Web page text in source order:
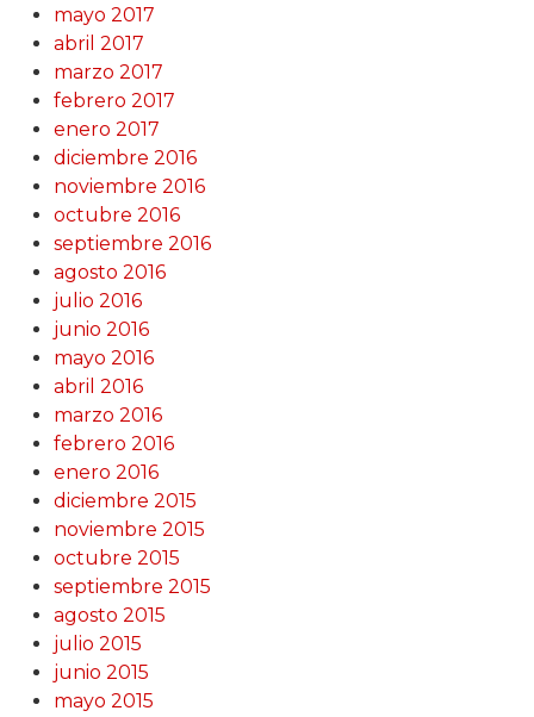
mayo 2017
abril 2017
marzo 2017
febrero 2017
enero 2017
diciembre 2016
noviembre 2016
octubre 2016
septiembre 2016
agosto 2016
julio 2016
junio 2016
mayo 2016
abril 2016
marzo 2016
febrero 2016
enero 2016
diciembre 2015
noviembre 2015
octubre 2015
septiembre 2015
agosto 2015
julio 2015
junio 2015
mayo 2015